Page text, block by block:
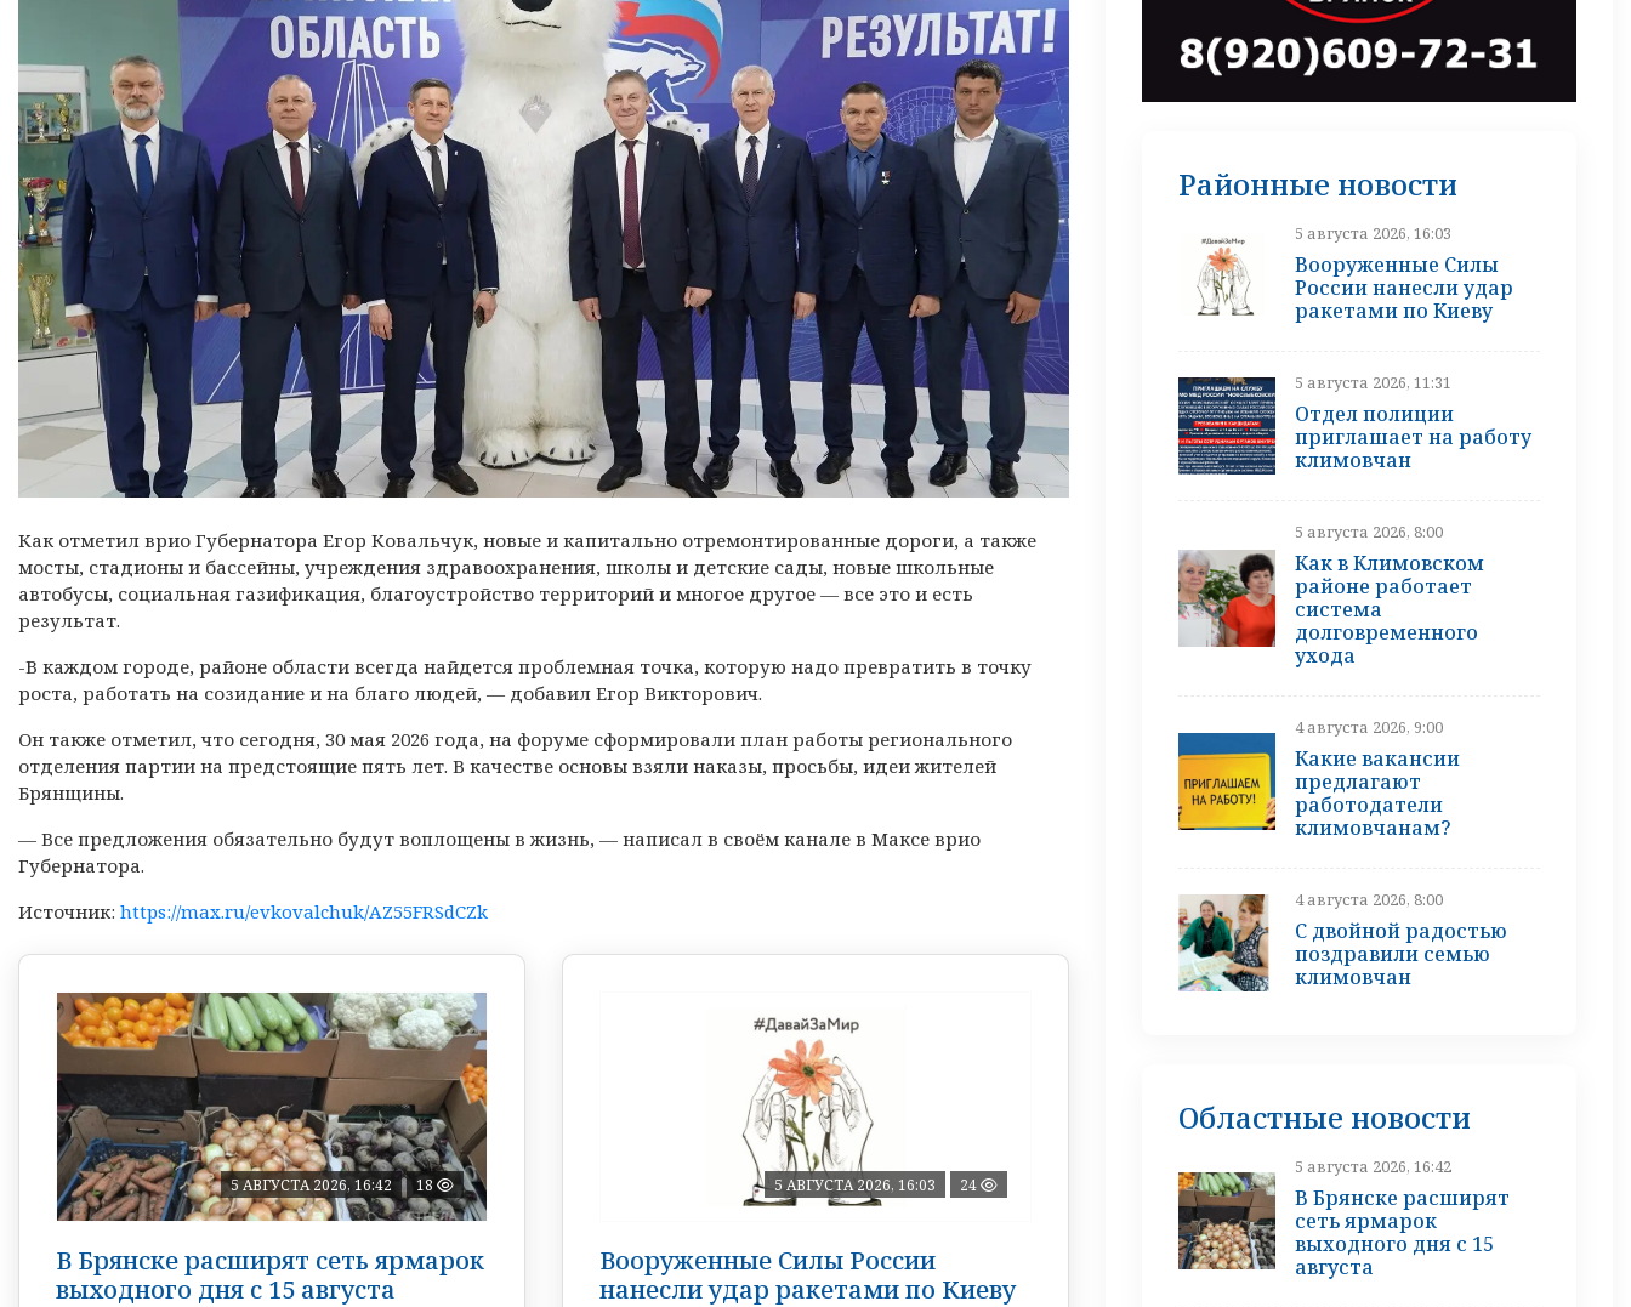
Как отметил врио Губернатора Егор Ковальчук, новые и капитально отремонтированные дороги, а также
мосты, стадионы и бассейны, учреждения здравоохранения, школы и детские сады, новые школьные
автобусы, социальная газификация, благоустройство территорий и многое другое — все это и есть
результат.
-В каждом городе, районе области всегда найдется проблемная точка, которую надо превратить в точку
роста, работать на созидание и на благо людей, — добавил Егор Викторович.
Он также отметил, что сегодня, 30 мая 2026 года, на форуме сформировали план работы регионального
отделения партии на предстоящие пять лет. В качестве основы взяли наказы, просьбы, идеи жителей
Брянщины.
— Все предложения обязательно будут воплощены в жизнь, — написал в своём канале в Максе врио
Губернатора.
Источник: https://max.ru/evkovalchuk/AZ55FRSdCZk
5 АВГУСТА 2026, 16:42 18
В Брянске расширят сеть ярмарок
выходного дня с 15 августа
5 АВГУСТА 2026, 16:03 24
Вооруженные Силы России
нанесли удар ракетами по Киеву
Районные новости
5 августа 2026, 16:03
Вооруженные Силы
России нанесли удар
ракетами по Киеву
5 августа 2026, 11:31
Отдел полиции
приглашает на работу
климовчан
5 августа 2026, 8:00
Как в Климовском
районе работает
система
долговременного
ухода
4 августа 2026, 9:00
Какие вакансии
предлагают
работодатели
климовчанам?
4 августа 2026, 8:00
С двойной радостью
поздравили семью
климовчан
Областные новости
5 августа 2026, 16:42
В Брянске расширят
сеть ярмарок
выходного дня с 15
августа